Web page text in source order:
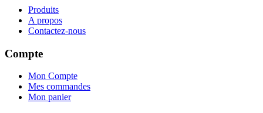
Produits
A propos
Contactez-nous
Compte
Mon Compte
Mes commandes
Mon panier